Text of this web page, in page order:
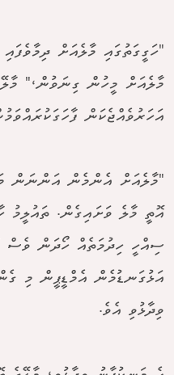
"ހަގީގަތުގައި މާލެއަށް
އަހަރުވެއްޖެކަން
"މާލެއަށް އެންމެން އަންނަން
އޮތީ މާލެ ވަށައިގެން. ތައުލީމު
ސިއްހީ ހިދުމަތެއް ހޯދަން ވެސް
އަޅުގަނޑުމެން އެމްޑީޕީން މި
ވިދާޅުވި އެވެ.